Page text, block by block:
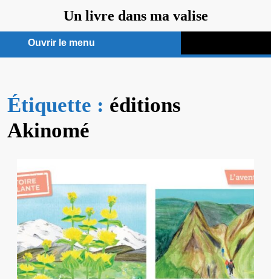
contenu
Un livre dans ma valise
Ouvrir le menu
menu
Étiquette : éditions
Akinomé